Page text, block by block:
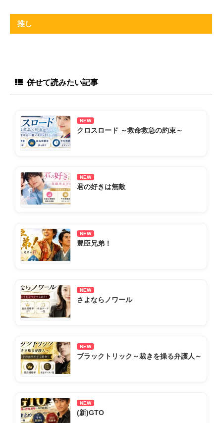
推し
併せて読みたい記事
NEW
クロスロード ～救命救急の約束～
NEW
君の好きは無敵
NEW
豊臣兄弟！
NEW
さよならノワール
NEW
ブラックトリック～裁きを操る弁護人～
NEW
(新)GTO